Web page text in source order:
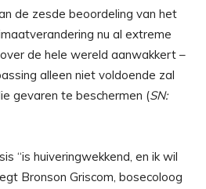
de zesde beoordeling van het
nu al extreme
de hele wereld aanwakkert –
alleen niet voldoende zal
gevaren te beschermen (SN:
“is huiveringwekkend, en ik wil
Bronson Griscom, bosecoloog